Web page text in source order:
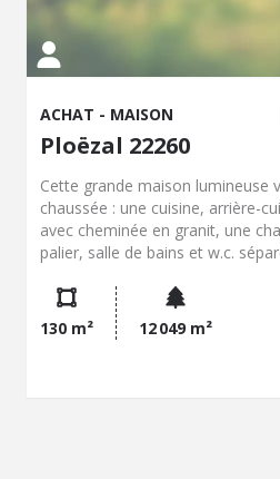
ACHAT - MAISON
Ploëzal 22260
Cette grande maison lumineuse
chaussée : une cuisine, arrière-
avec cheminée en granit, une
palier, salle de bains et w.c.
aménageable. Garage attenant.
de 5000 m² et jardin d'agrément
130 m² 12 049 m²